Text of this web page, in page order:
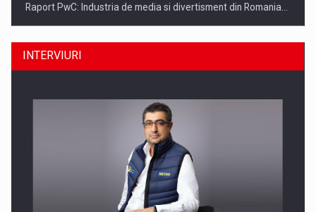
Raport PwC: Industria de media si divertisment din Romania…
Ce nu stiu Directorii de HR despre performanta echipelor…
INTERVIURI